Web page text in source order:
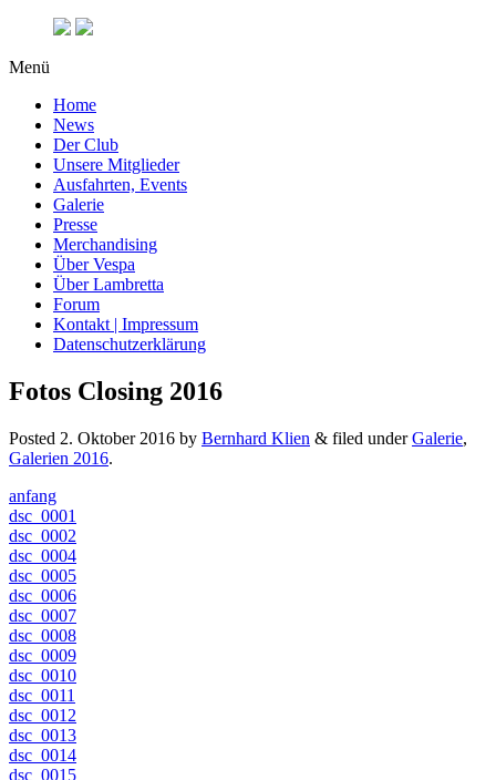
Menü
Home
News
Der Club
Unsere Mitglieder
Ausfahrten, Events
Galerie
Presse
Merchandising
Über Vespa
Über Lambretta
Forum
Kontakt | Impressum
Datenschutzerklärung
Fotos Closing 2016
Posted 2. Oktober 2016 by Bernhard Klien & filed underGalerie,
Galerien 2016.
anfang
dsc_0001
dsc_0002
dsc_0004
dsc_0005
dsc_0006
dsc_0007
dsc_0008
dsc_0009
dsc_0010
dsc_0011
dsc_0012
dsc_0013
dsc_0014
dsc_0015